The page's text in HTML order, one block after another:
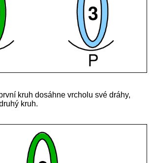
kruh dosáhne vrcholu své dráhy,
kruh.